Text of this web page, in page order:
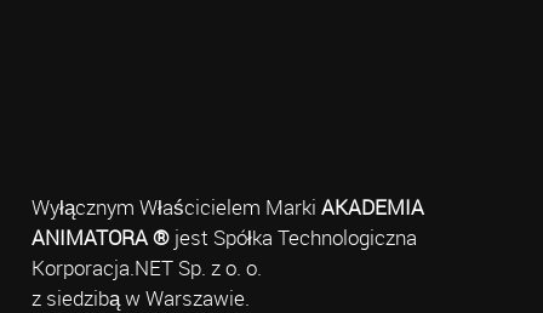
Wyłącznym Właścicielem Marki AKADEMIA
ANIMATORA ®jest Spółka Technologiczna
Korporacja.NET Sp. z o. o.
z siedzibą w Warszawie.